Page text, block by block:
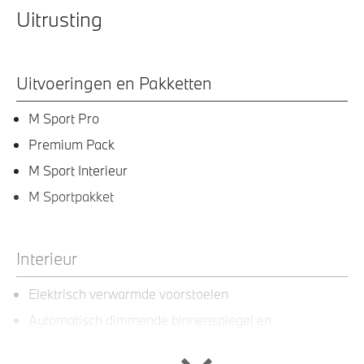
Uitrusting
Uitvoeringen en Pakketten
M Sport Pro
Premium Pack
M Sport Interieur
M Sportpakket
Interieur
Elektrisch verwarmde voorstoelen
Automatisch dimmende binnenspiegel en